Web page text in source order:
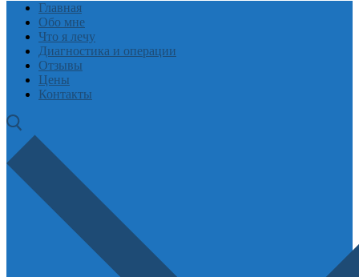
Главная
Обо мне
Что я лечу
Диагностика и операции
Отзывы
Цены
Контакты